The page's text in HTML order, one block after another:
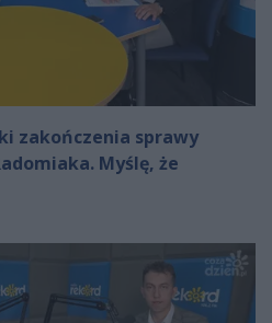
zakończenia sprawy
Myślę, że